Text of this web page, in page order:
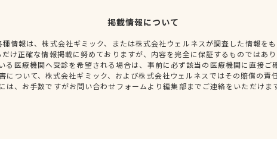
掲載情報について
情報は、株式会社ギミック、または株式会社ウェルネスが調査した情報を
だけ正確な情報掲載に努めておりますが、内容を完全に保証するものではあ
る医療機関へ受診を希望される場合は、事前に必ず該当の医療機関に直接ご
について、株式会社ギミック、および株式会社ウェルネスではその賠償の責
は、お手数ですがお問い合わせフォームより編集部までご連絡をいただけま